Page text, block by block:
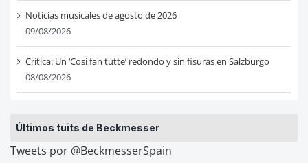
Noticias musicales de agosto de 2026
09/08/2026
Crítica: Un ‘Così fan tutte’ redondo y sin fisuras en Salzburgo
08/08/2026
Últimos tuits de Beckmesser
Tweets por @BeckmesserSpain